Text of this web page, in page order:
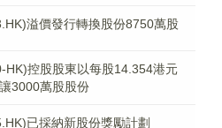
溢價發行轉換股份8750萬股
HK)控股股東以每股14.354港元
3000萬股股份
已採納新股份獎勵計劃